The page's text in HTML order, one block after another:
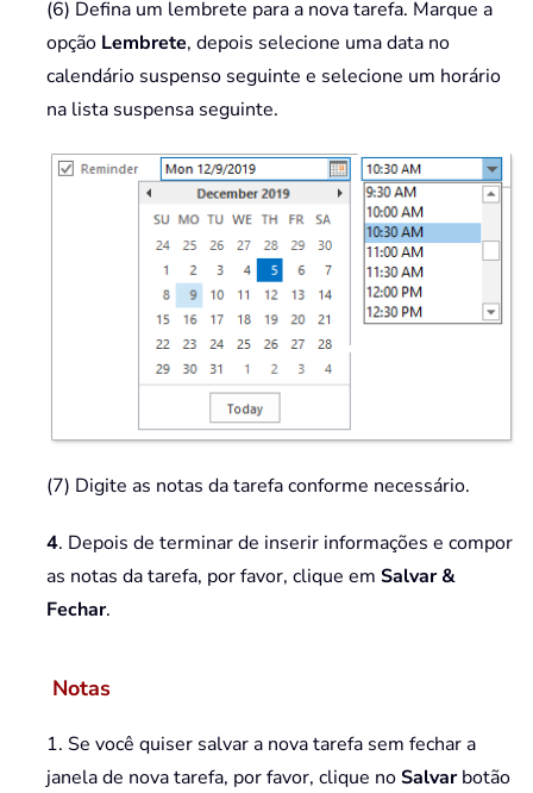
(6) Defina um lembrete para a nova tarefa. Marque a
opção Lembrete, depois selecione uma data no
calendário suspenso seguinte e selecione um horário
na lista suspensa seguinte.
(7) Digite as notas da tarefa conforme necessário.
4. Depois de terminar de inserir informações e compor
as notas da tarefa, por favor, clique em Salvar &
Fechar.
Notas
1. Se você quiser salvar a nova tarefa sem fechar a
janela de nova tarefa, por favor, clique noSalvarbotão